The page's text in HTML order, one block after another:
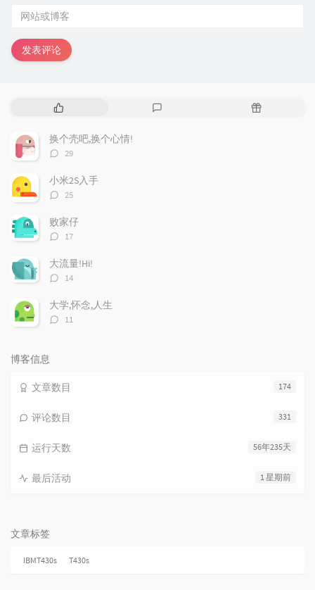
发表评论
热
文
章
随
换个壳吧,换个心情!
评
数：
29
小米2S入手
评
数：
25
败家仔
评
数：
17
大流量!Hi!
评
数：
14
大学,怀念,人生
评
11
博客信息
174
文章数目
331
评论数目
56年235天
运行天数
1 星期前
最后活动
文章标签
IBMT430s T430s